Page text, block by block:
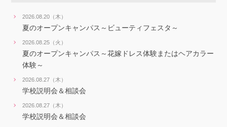
2026.08.20（木）
夏のオープンキャンパス～ビューティフェスタ～
2026.08.25（火）
夏のオープンキャンパス～花嫁ドレス体験またはヘアカラー
体験～
2026.08.27（木）
学校説明会＆相談会
2026.08.27（木）
学校説明会＆相談会